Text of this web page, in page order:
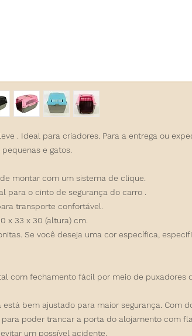
. Ideal para criadores. Para a entrega ou
e gatos.
montar com um sistema de clique.
para o cinto de segurança do carro
transporte confortável.
x 33 x 30 (altura) cm.
Se você deseja uma cor específica,
com fechamento fácil por meio de puxadores
bem ajustado para maior segurança. Com
poder trancar a porta do alojamento com
um possível acidente.